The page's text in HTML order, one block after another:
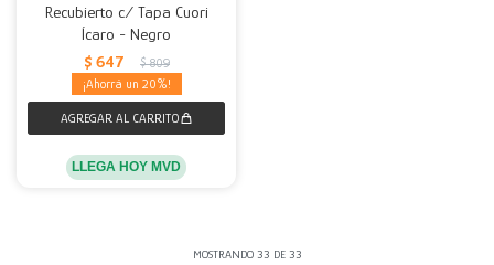
Recubierto c/ Tapa Cuori
Ícaro - Negro
$ 647 $ 809
20
LLEGA HOY MVD
MOSTRANDO 33 DE 33